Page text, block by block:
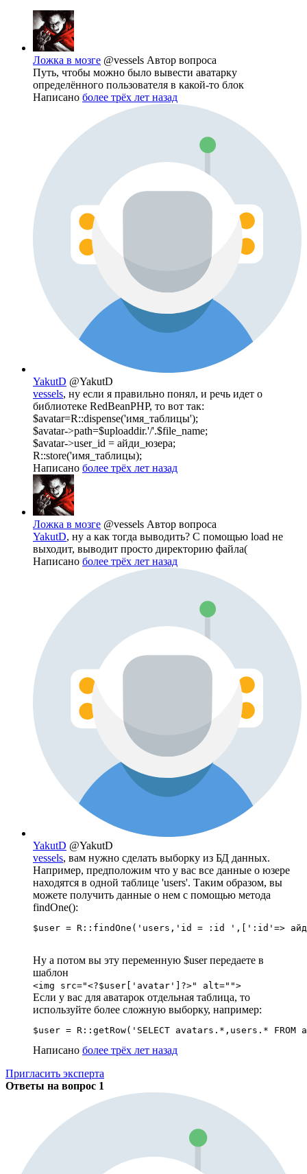
Ложка в мозге @vessels Автор вопроса
Путь, чтобы можно было вывести аватарку
определённого пользователя в какой-то блок
Написано более трёх лет назад
YakutD @YakutD
vessels, ну если я правильно понял, и речь идет о
библиотеке RedBeanPHP, то вот так:
$avatar=R::dispense('имя_таблицы');
$avatar->path=$uploaddir.'/'.$file_name;
$avatar->user_id = айди_юзера;
R::store('имя_таблицы);
Написано более трёх лет назад
Ложка в мозге @vessels Автор вопроса
YakutD, ну а как тогда выводить? С помощью load не
выходит, выводит просто директорию файла(
Написано более трёх лет назад
YakutD @YakutD
vessels, вам нужно сделать выборку из БД данных.
Например, предположим что у вас все данные о юзере
находятся в одной таблице 'users'. Таким образом, вы
можете получить данные о нем с помощью метода
findOne():
$user = R::findOne('users,'id = :id ',[':id'=>
Ну а потом вы эту переменную $user передаете в
шаблон
<img src="<?$user['avatar']?>" alt="">
Если у вас для аватарок отдельная таблица, то
используйте более сложную выборку, например:
$user = R::getRow('SELECT avatars.*,users.*
Написано более трёх лет назад
Пригласить эксперта
Ответы на вопрос 1